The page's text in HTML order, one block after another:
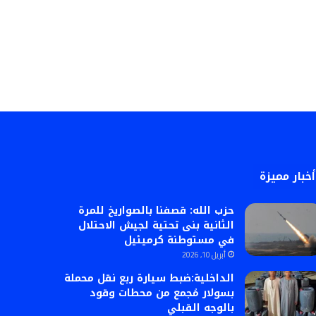
أخبار مميزة
حزب الله: قصفنا بالصواريخ للمرة
الثانية بنى تحتية لجيش الاحتلال
في مستوطنة كرميئيل
أبريل 10, 2026
الداخلية:ضبط سيارة ربع نقل محملة
بسولار مُجمع من محطات وقود
بالوجه القبلي